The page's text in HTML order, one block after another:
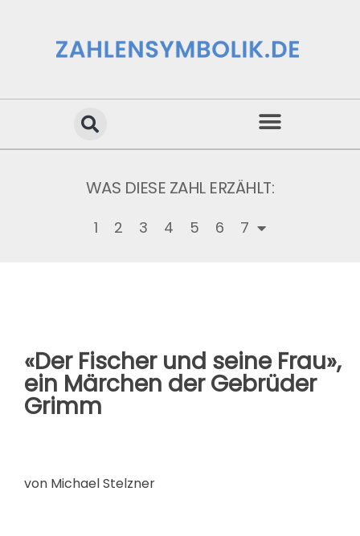
WAS DIESE ZAHL ERZÄHLT:
1 2 3 4 5 6 7
«Der Fischer und seine Frau»,
ein Märchen der Gebrüder
Grimm
von Michael Stelzner